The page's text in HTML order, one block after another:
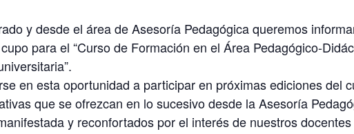
y desde el área de Asesoría Pedagógica queremos
para el “Curso de Formación en el Área Pedagógico-
en esta oportunidad a participar en próximas ediciones del
que se ofrezcan en lo sucesivo desde la Asesoría
y reconfortados por el interés de nuestros